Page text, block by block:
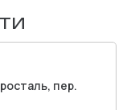
пер.